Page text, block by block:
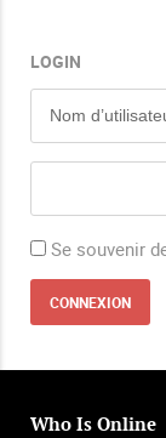
LOGIN
Se souvenir
Who Is Online